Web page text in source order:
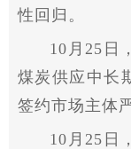
性 回归。
10月25日，
煤炭供应中长
签约市场主体
10月25日，